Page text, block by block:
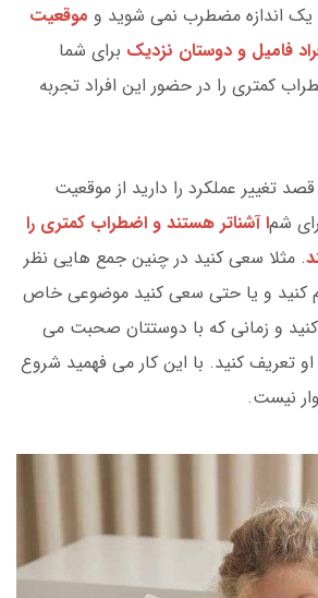
یک اندازه مضطرب نمی شوید و موقعیت
فامیل و دوستان نزدیک برای شما
کمتری را در حضور این افراد تجربه
تغییر عملکرد را دارید از موقعیت
شما آشناتر هستند و اضطراب کمتری را
. مثلا سعی کنید در چنین جمع هایی نظر
کنید و یا حتی سعی کنید موضوعی خاص
و زمانی که با دوستتان صحبت می
او تعریف کنید. با این کار می فهمید شروع
نیست.